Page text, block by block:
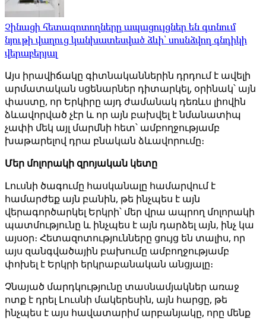
Չինացի հետազոտողները ապացույցներ են գտնում
նյութի վաղուց կանխատեսված ձևի՝ սոսնձվող գնդիկի
վերաբերյալ
Այս իրավիճակը գիտնականներին դրդում է ավելի
արմատական ​​սցենարներ դիտարկել, օրինակ՝ այն
փաստը, որ Երկիրը այդ ժամանակ դեռևս լիովին
ձևավորված չէր և որ այն բախվել է նմանատիպ
չափի մեկ այլ մարմնի հետ՝ ամբողջությամբ
խաթարելով դրա բնական ձևավորումը։
Մեր մոլորակի զրոյական կետը
Լուսնի ծագումը հասկանալը համարվում է
համարժեք այն բանին, թե ինչպես է այն
վերագործարկել Երկրի՝ մեր վրա ապրող մոլորակի
պատմությունը և ինչպես է այն դարձել այն, ինչ կա
այսօր։ Հետազոտությունները ցույց են տալիս, որ
այս զանգվածային բախումը ամբողջությամբ
փոխել է Երկրի երկրաբանական անցյալը։
Չնայած մարդկությունը տասնամյակներ առաջ
ոտք է դրել Լուսնի մակերեսին, այն հարցը, թե
ինչպես է այս հավատարիմ արբանյակը, որը մենք